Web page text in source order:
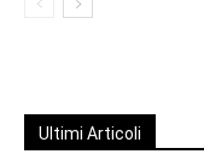
Ultimi Articoli